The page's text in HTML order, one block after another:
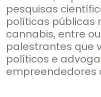
pesquisas
políticas públicas
cannabis, entre
palestrantes que
políticos e
empreendedores